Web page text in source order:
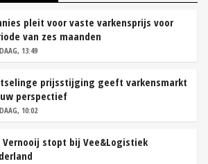
pleit voor vaste varkensprijs voor
van zes maanden
13:49
prijsstijging geeft varkensmarkt
perspectief
10:02
Vernooij stopt bij Vee&Logistiek